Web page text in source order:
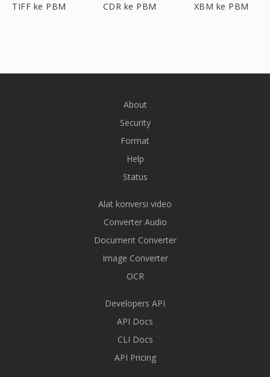
TIFF ke PBM CDR ke PBM XBM ke PBM
About
Security
Format
Help
Status
Alat konversi video
Converter Audio
Document Converter
Image Converter
OCR
Developers API
API Docs
CLI Docs
API Pricing